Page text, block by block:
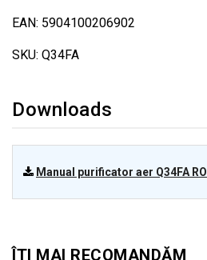
EAN: 5904100206902
SKU: Q34FA
Downloads
Manual purificator aer Q34FA RO
ÎTI MAI RECOMANDĂM